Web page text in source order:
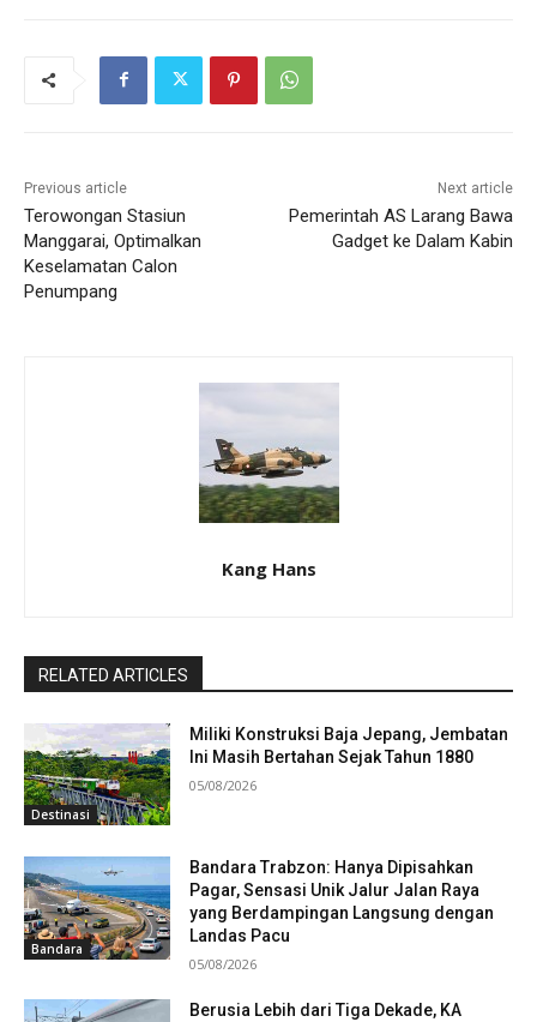
Previous article
Terowongan Stasiun
Manggarai, Optimalkan
Keselamatan Calon
Penumpang
Next article
Pemerintah AS Larang Bawa
Gadget ke Dalam Kabin
Kang Hans
RELATED ARTICLES
Destinasi
Miliki Konstruksi Baja Jepang, Jembatan
Ini Masih Bertahan Sejak Tahun 1880
05/08/2026
Bandara
Bandara Trabzon: Hanya Dipisahkan
Pagar, Sensasi Unik Jalur Jalan Raya
yang Berdampingan Langsung dengan
Landas Pacu
05/08/2026
Berusia Lebih dari Tiga Dekade, KA